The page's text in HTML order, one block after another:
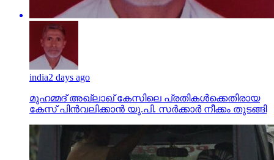
india2 days ago
മുഹമ്മദ് അഖ്‌ലാഖ് കേസിലെ പ്രതികള്‍ക്കെതിരായ
കേസ് പിന്‍വലിക്കാന്‍ യു.പി. സര്‍ക്കാര്‍ നീക്കം തുടങ്ങി